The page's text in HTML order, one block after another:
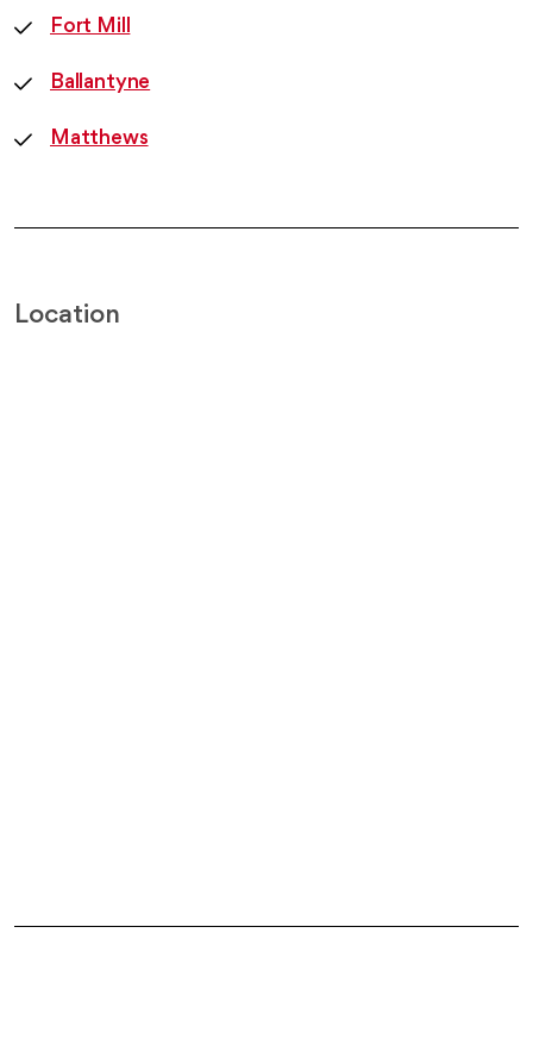
Fort Mill
Ballantyne
Matthews
Location